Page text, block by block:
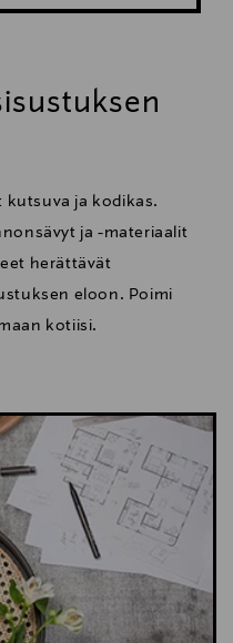
kutsuva ja kodikas.
ja -materiaalit
herättävät
eloon. Poimi
kotiisi.